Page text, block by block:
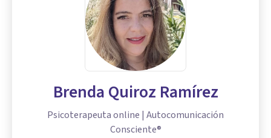
Brenda Quiroz Ramírez
Psicoterapeuta online | Autocomunicación
Consciente®